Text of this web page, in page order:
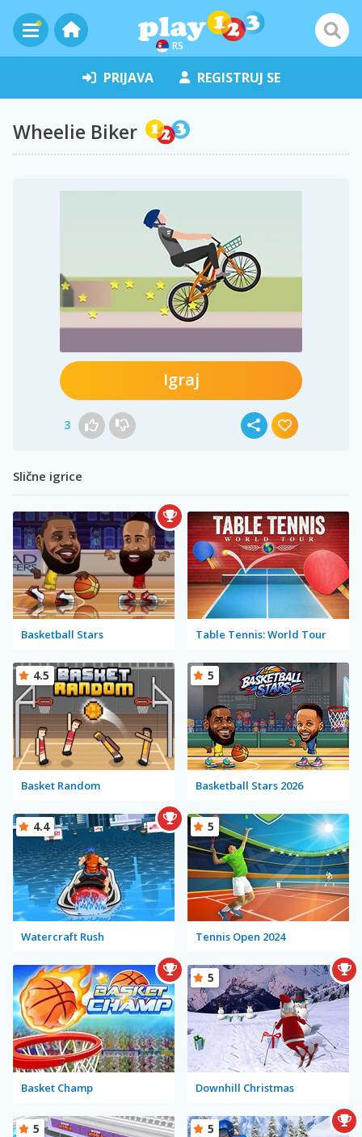
RS
PRIJAVA REGISTRUJ SE
Wheelie Biker
Igraj
3
Slične igrice
Basketball Stars Table Tennis: World Tour
Basket Random
4.5
Basketball Stars 2026
5
Watercraft Rush
4.4
Tennis Open 2024
5
Basket Champ Downhill Christmas
5
5 5